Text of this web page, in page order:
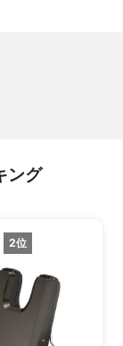
ング
2位